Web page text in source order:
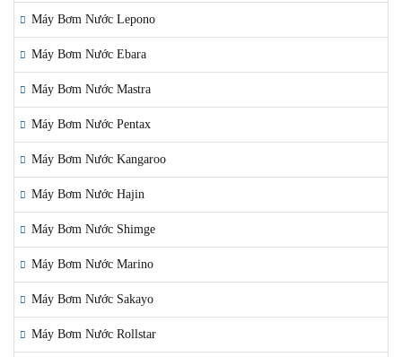
Máy Bơm Nước Lepono
Máy Bơm Nước Ebara
Máy Bơm Nước Mastra
Máy Bơm Nước Pentax
Máy Bơm Nước Kangaroo
Máy Bơm Nước Hajin
Máy Bơm Nước Shimge
Máy Bơm Nước Marino
Máy Bơm Nước Sakayo
Máy Bơm Nước Rollstar